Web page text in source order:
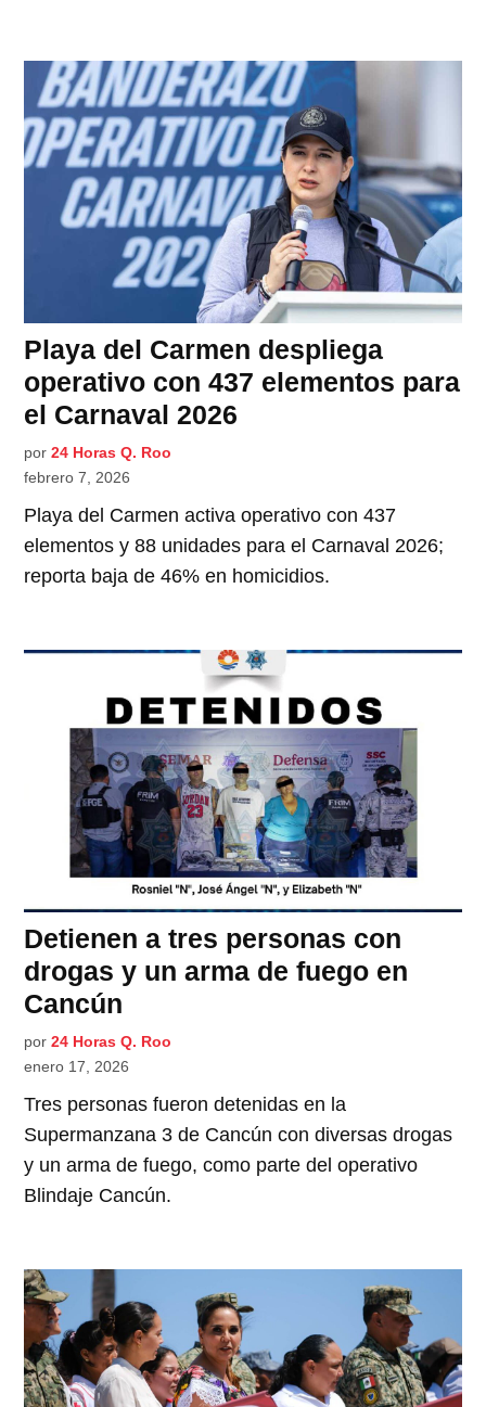
Playa del Carmen despliega
operativo con 437 elementos para
el Carnaval 2026
por 24 Horas Q. Roo
febrero 7, 2026
Playa del Carmen activa operativo con 437
elementos y 88 unidades para el Carnaval 2026;
reporta baja de 46% en homicidios.
Detienen a tres personas con
drogas y un arma de fuego en
Cancún
por 24 Horas Q. Roo
enero 17, 2026
Tres personas fueron detenidas en la
Supermanzana 3 de Cancún con diversas drogas
y un arma de fuego, como parte del operativo
Blindaje Cancún.